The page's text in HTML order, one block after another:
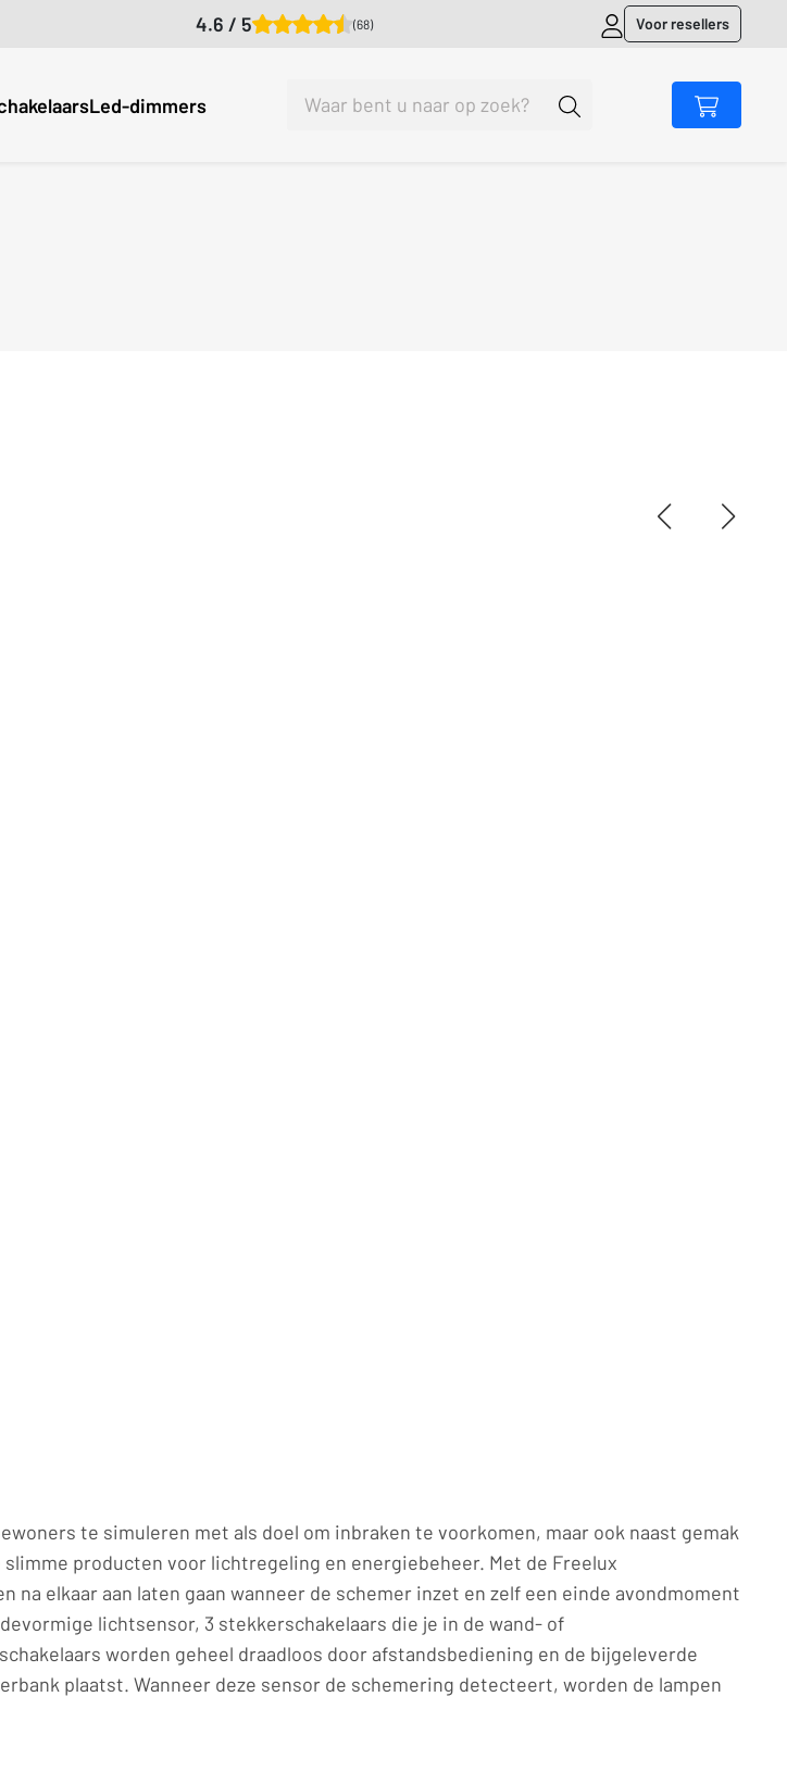
4.6 / 5 (68) Voor resellers
Led-dimmers
te simuleren met als doel om inbraken te voorkomen, maar ook naast gemak
producten voor lichtregeling en energiebeheer. Met de Freelux
elkaar aan laten gaan wanneer de schemer inzet en zelf een einde avondmoment
lichtsensor, 3 stekkerschakelaars die je in de wand- of
worden geheel draadloos door afstandsbediening en de bijgeleverde
plaatst. Wanneer deze sensor de schemering detecteert, worden de lampen